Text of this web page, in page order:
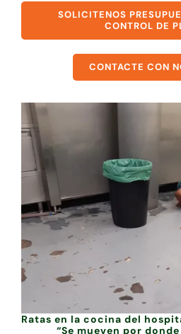
SOLICITENOS
CONTROL DE
CONTACTE CON
Ratas en la cocina del
“Se mueven por